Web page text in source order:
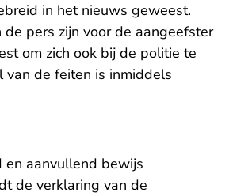
in het nieuws geweest.
de pers zijn voor de aangeefster
om zich ook bij de politie te
van de feiten is inmiddels
en aanvullend bewijs
de verklaring van de